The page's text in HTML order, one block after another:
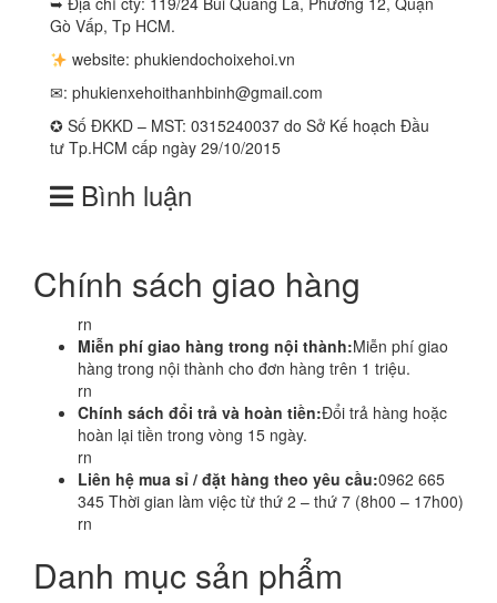
Gò Vấp, Tp HCM.
website: phukiendochoixehoi.vn
✉: phukienxehoithanhbinh@gmail.com
✪ Số ĐKKD – MST: 0315240037 do Sở Kế hoạch Đầu
tư Tp.HCM cấp ngày 29/10/2015
Bình luận
Chính sách giao hàng
rn
Miễn phí giao hàng trong nội thành:Miễn phí giao
hàng trong nội thành cho đơn hàng trên 1 triệu.
rn
Chính sách đổi trả và hoàn tiền:Đổi trả hàng hoặc
hoàn lại tiền trong vòng 15 ngày.
rn
Liên hệ mua sỉ / đặt hàng theo yêu cầu:0962 665
345 Thời gian làm việc từ thứ 2 – thứ 7 (8h00 – 17h00)
rn
Danh mục sản phẩm